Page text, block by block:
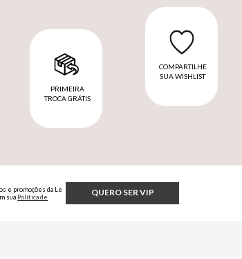
PRIMEIRA
TROCA GRÁTIS
COMPARTILHE
SUA WISHLIST
QUERO SER VIP
e promoções da Le
sua Política de